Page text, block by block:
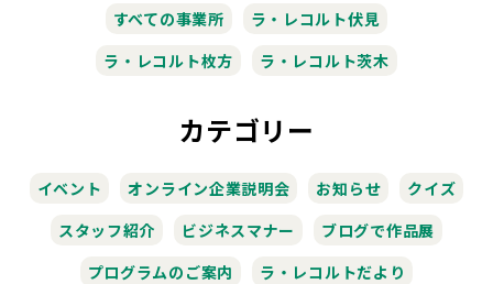
すべての事業所
ラ・レコルト伏見
ラ・レコルト枚方
ラ・レコルト茨木
カテゴリー
イベント オンライン企業説明会 お知らせ
クイズ
スタッフ紹介
ビジネスマナー
ブログで作品展
プログラムのご案内
ラ・レコルトだより